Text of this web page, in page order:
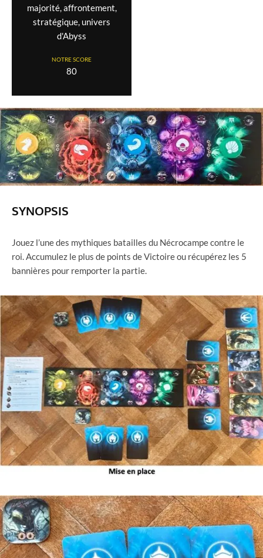
majorité, affrontement,
stratégique, univers
d'Abyss
NOTRE SCORE
80
SYNOPSIS
Jouez l’une des mythiques batailles du Nécrocampe contre le
roi. Accumulez le plus de points de Victoire ou récupérez les 5
bannières pour remporter la partie.